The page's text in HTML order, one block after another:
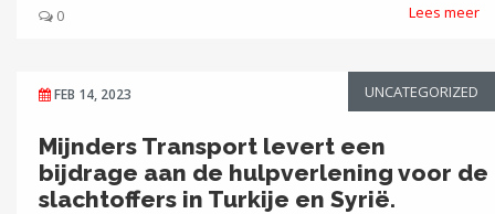
0 Lees meer
FEB 14, 2023 UNCATEGORIZED
Mijnders Transport levert een
bijdrage aan de hulpverlening voor de
slachtoffers in Turkije en Syrië.